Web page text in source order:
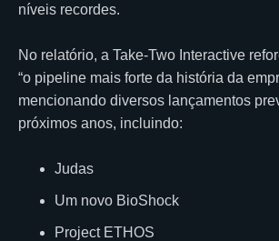
níveis recordes.
No relatório, a Take-Two Interactive
“o pipeline mais forte da história da
mencionando diversos lançamentos
próximos anos, incluindo:
Judas
Um novo BioShock
Project ETHOS